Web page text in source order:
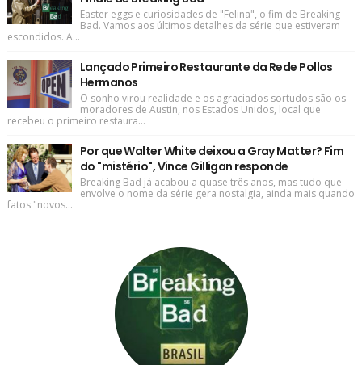
Easter eggs e curiosidades de "Felina", o fim de Breaking
Bad. Vamos aos últimos detalhes da série que estiveram
escondidos. A...
Lançado Primeiro Restaurante da Rede Pollos
Hermanos
O sonho virou realidade e os agraciados sortudos são os
moradores de Austin, nos Estados Unidos, local que
recebeu o primeiro restaura...
Por que Walter White deixou a Gray Matter? Fim
do "mistério", Vince Gilligan responde
Breaking Bad já acabou a quase três anos, mas tudo que
envolve o nome da série gera nostalgia, ainda mais quando
fatos "novos...